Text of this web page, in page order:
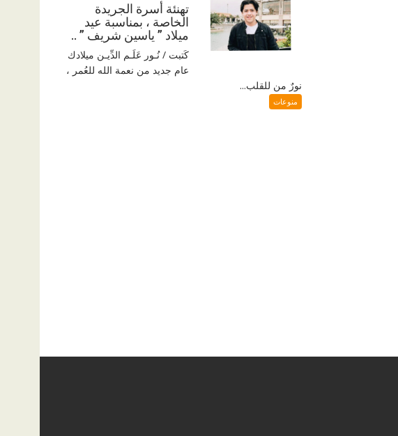
تهنئة أسرة الجريدة
الخاصة ، بمناسبة عيد
ميلاد ” ياسين شريف ” ..
كَتبت / نُـور عَلَـم الدِّيـن ميلادك
عام جديد من نعمة الله للعُمر ،
نورٌ من للقلب...
منوعات